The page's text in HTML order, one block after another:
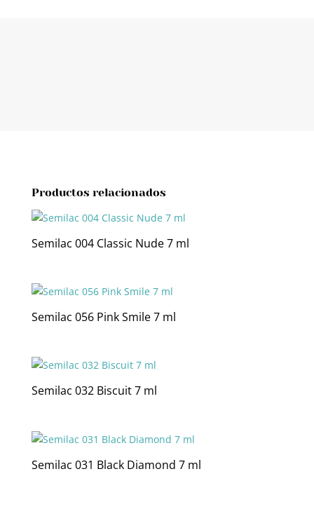
Productos relacionados
Semilac 004 Classic Nude 7 ml
Semilac 056 Pink Smile 7 ml
Semilac 032 Biscuit 7 ml
Semilac 031 Black Diamond 7 ml